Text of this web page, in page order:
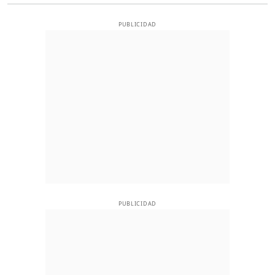
PUBLICIDAD
PUBLICIDAD